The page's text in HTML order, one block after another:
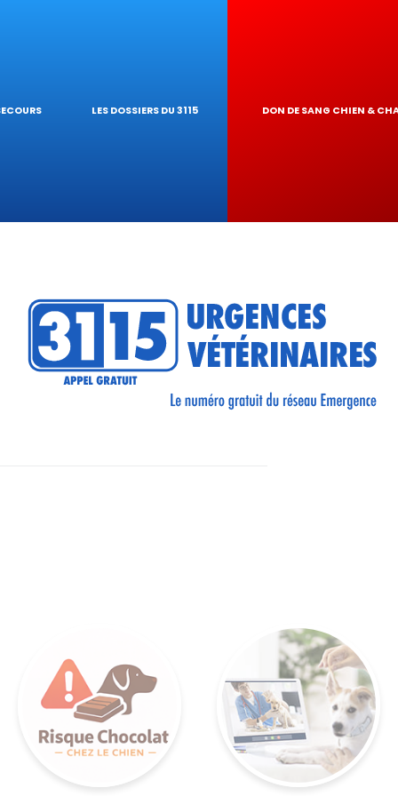
DE
LES DOSSIERS DU 3115 DON DE SANG CHIEN &